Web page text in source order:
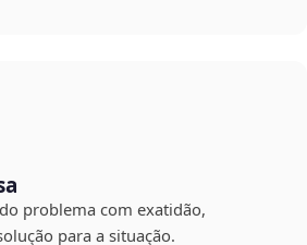
problema com exatidão,
para a situação.